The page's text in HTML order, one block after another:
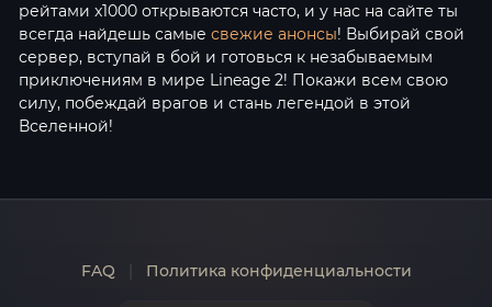
рейтами x1000 открываются часто, и у нас на сайте ты
всегда найдешь самые свежие анонсы! Выбирай свой
сервер, вступай в бой и готовься к незабываемым
приключениям в мире Lineage 2! Покажи всем свою
силу, побеждай врагов и стань легендой в этой
Вселенной!
FAQ Политика конфиденциальности